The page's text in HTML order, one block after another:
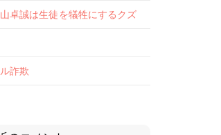
卓誠は生徒を犠牲にするクズ
詐欺